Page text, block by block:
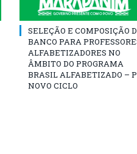
SELEÇÃO E COMPOSIÇÃO
BANCO PARA
ALFABETIZADORES NO
ÂMBITO DO PROGRAMA
BRASIL ALFABETIZADO –
NOVO CICLO